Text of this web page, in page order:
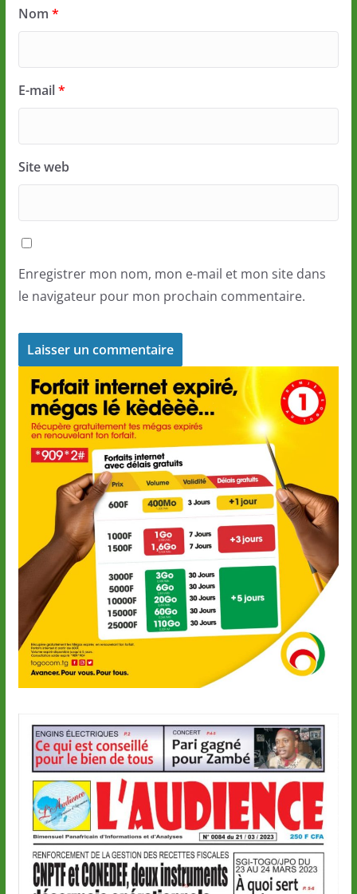
Nom *
E-mail*
Site web
Enregistrer mon nom, mon e-mail et mon site dans
le navigateur pour mon prochain commentaire.